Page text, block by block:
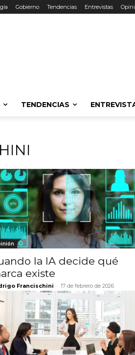
Gobierno Tendencias Entrevistas
TENDENCIAS
la IA decide qué
existe
Francischini - 17 de febrero de 2026